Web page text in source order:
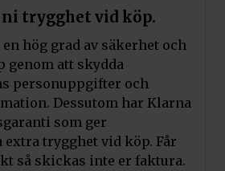
trygghet vid köp.
hög grad av säkerhet och
genom att skydda
personuppgifter och
Dessutom har Klarna
som ger
trygghet vid köp. Får
så skickas inte er faktura.